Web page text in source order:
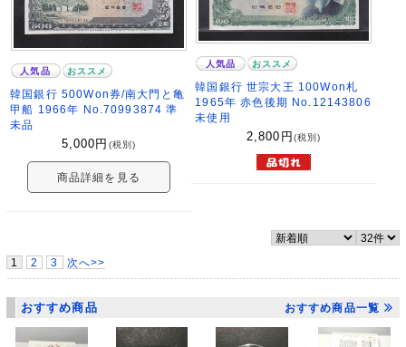
人気品 おススメ
韓国銀行 500Won券/南大門と亀
甲船 1966年 No.70993874 準
未品
5,000 円 (税別)
商品詳細を見る
人気品 おススメ
韓国銀行 世宗大王 100Won札
1965年 赤色後期 No.12143806
未使用
2,800 円 (税別)
1 2 3 次へ>>
おすすめ商品 おすすめ商品一覧